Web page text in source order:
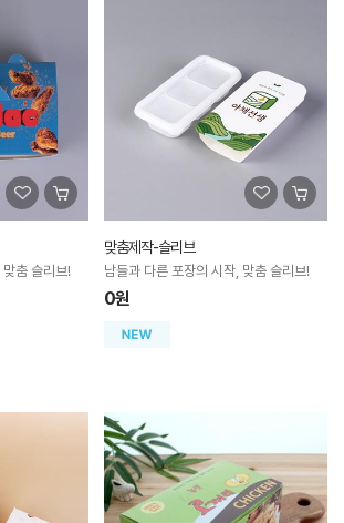
춤 슬리브!
맞춤제작-슬리브
남들과 다른 포장의 시작, 맞춤 슬리브!
0원